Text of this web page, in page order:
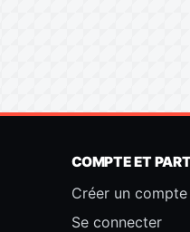
COMPTE ET
Créer un compte
Se connecter